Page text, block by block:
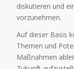
diskutieren und
vorzunehmen.
Auf dieser Basis
Themen und
Maßnahmen